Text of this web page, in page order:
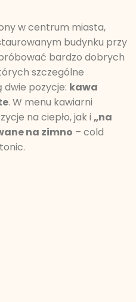
w centrum miasta,
budynku przy
bardzo dobrych
szczególne
dwie pozycje: kawa
. W menu kawiarni
na ciepło, jak i „na
na zimno – cold